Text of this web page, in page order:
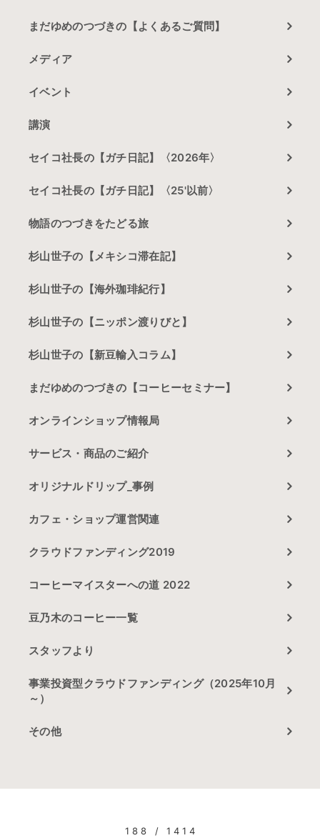
まだゆめのつづきの【よくあるご質問】
メディア
イベント
講演
セイコ社長の【ガチ日記】〈2026年〉
セイコ社長の【ガチ日記】〈25'以前〉
物語のつづきをたどる旅
杉山世子の【メキシコ滞在記】
杉山世子の【海外珈琲紀行】
杉山世子の【ニッポン渡りびと】
杉山世子の【新豆輸入コラム】
まだゆめのつづきの【コーヒーセミナー】
オンラインショップ情報局
サービス・商品のご紹介
オリジナルドリップ_事例
カフェ・ショップ運営関連
クラウドファンディング2019
コーヒーマイスターへの道 2022
豆乃木のコーヒー一覧
スタッフより
事業投資型クラウドファンディング（2025年10月
～）
その他
188 / 1414